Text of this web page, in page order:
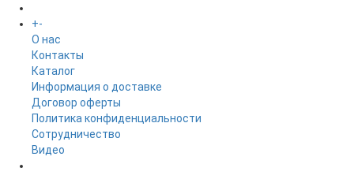
+-
O нас
Контакты
Каталог
Информация о доставке
Договор оферты
Политика конфиденциальности
Сотрудничество
Видео